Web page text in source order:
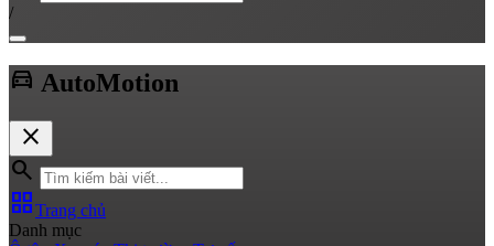
/
directions_car AutoMotion
close
search
grid_viewTrang chủ
Danh mục